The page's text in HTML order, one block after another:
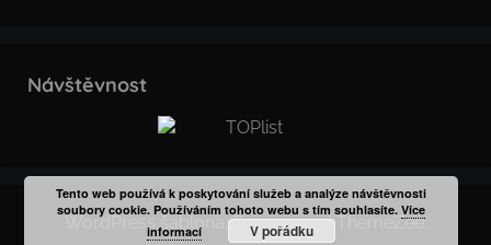
Návštěvnost
WordPress šablona: Donovan od ThemeZee.
Tento web používá k poskytování služeb a analýze návštěvnosti
soubory cookie. Používáním tohoto webu s tím souhlasíte.Více
informací
V pořádku